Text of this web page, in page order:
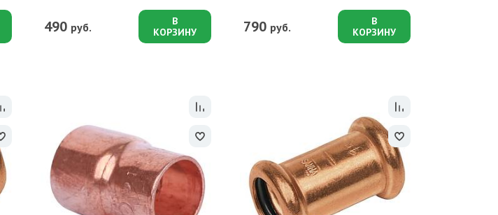
490 руб.
В
КОРЗИНУ
790 руб.
В
КОРЗИНУ